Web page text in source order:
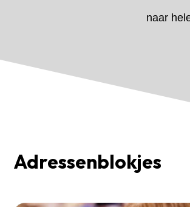
naar
Adressenblokjes